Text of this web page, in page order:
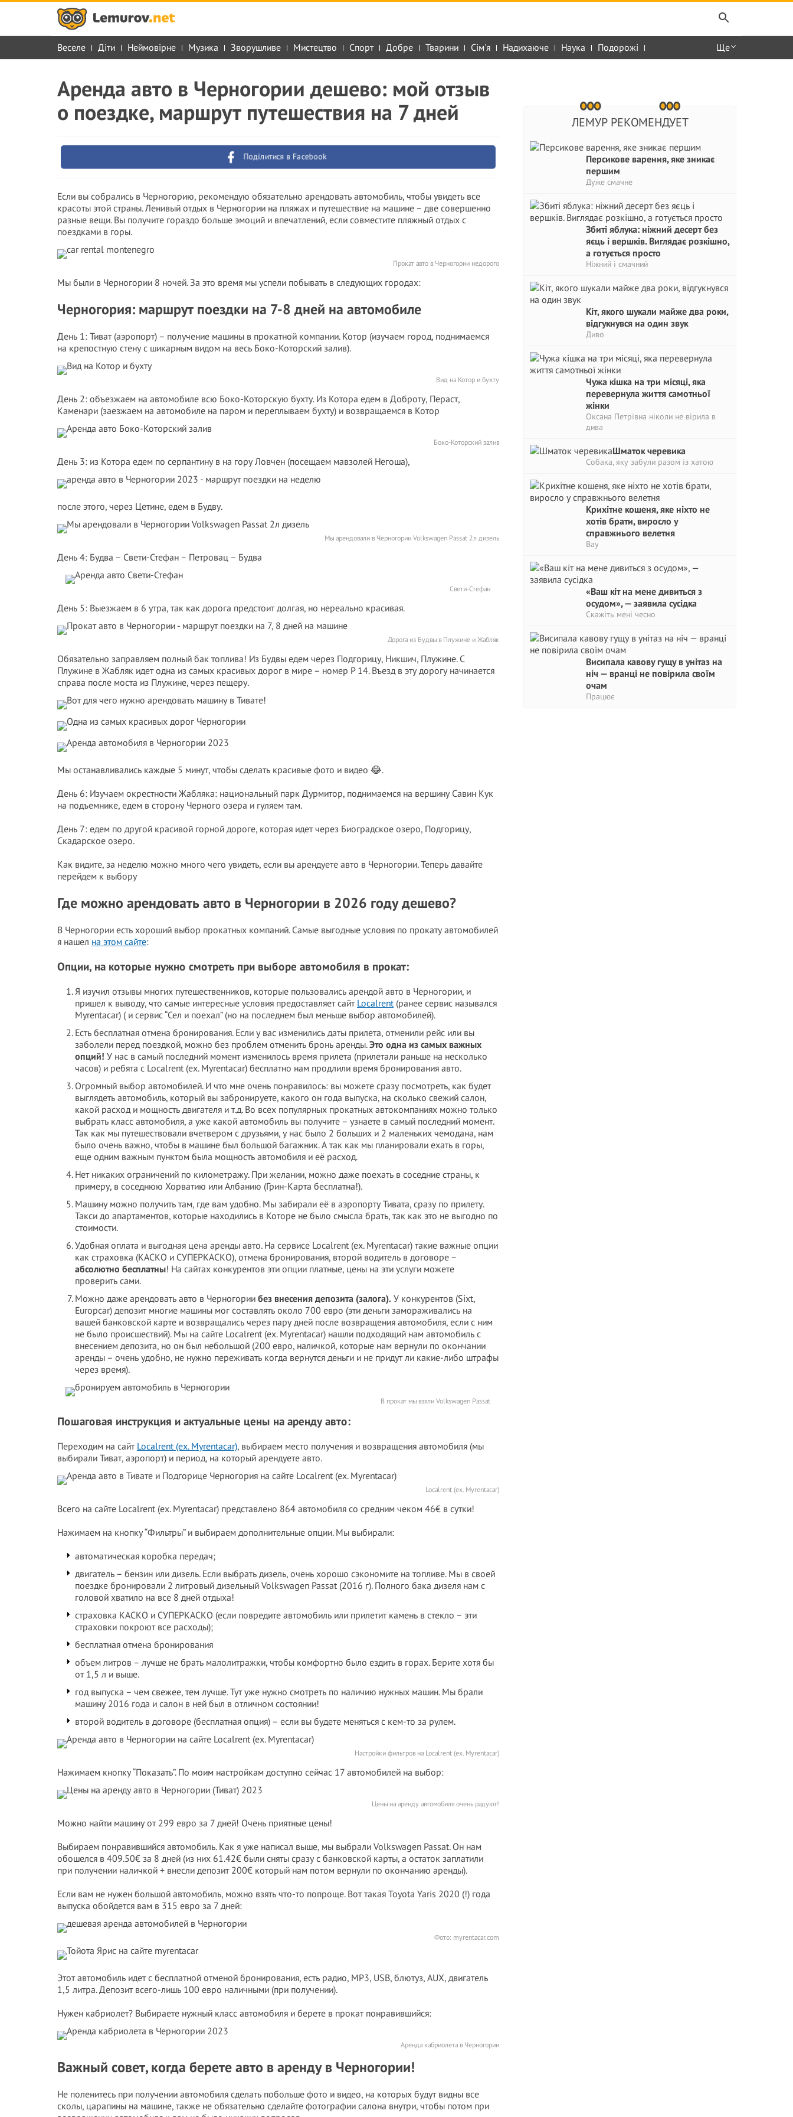
Веселе Діти Неймовірне Музика Зворушливе Мистецтво Спорт Добре Тварини Сім'я Надихаюче Наука Подорожі Ще
ЛЕМУР РЕКОМЕНДУЕТ
Персикове варення, яке зникає
першим
Дуже смачне
Збиті яблука: ніжний десерт без
яєць і вершків. Виглядає розкішно,
а готується просто
Ніжний і смачний
Кіт, якого шукали майже два роки,
відгукнувся на один звук
Диво
Чужа кішка на три місяці, яка
перевернула життя самотньої
жінки
Оксана Петрівна ніколи не вірила в
дива
Шматок черевика
Собака, яку забули разом із хатою
Крихітне кошеня, яке ніхто не
хотів брати, виросло у
справжнього велетня
Вау
«Ваш кіт на мене дивиться з
осудом», — заявила сусідка
Скажіть мені чесно
Висипала кавову гущу в унітаз на
ніч — вранці не повірила своїм
очам
Працює
Аренда авто в Черногории дешево: мой отзыв
о поездке, маршрут путешествия на 7 дней
Поділитися в Facebook
Если вы собрались в Черногорию, рекомендую обязательно арендовать автомобиль, чтобы увидеть все
красоты этой страны. Ленивый отдых в Черногории на пляжах и путешествие на машине – две совершенно
разные вещи. Вы получите гораздо больше эмоций и впечатлений, если совместите пляжный отдых с
поездками в горы.
Прокат авто в Черногории недорого
Мы были в Черногории 8 ночей. За это время мы успели побывать в следующих городах:
Черногория: маршрут поездки на 7-8 дней на автомобиле
День 1: Тиват (аэропорт) – получение машины в прокатной компании. Котор (изучаем город, поднимаемся
на крепостную стену с шикарным видом на весь Боко-Которский залив).
Вид на Котор и бухту
День 2: объезжаем на автомобиле всю Боко-Которскую бухту. Из Котора едем в Доброту, Пераст,
Каменари (заезжаем на автомобиле на паром и переплываем бухту) и возвращаемся в Котор
Боко-Которский залив
День 3: из Котора едем по серпантину в на гору Ловчен (посещаем мавзолей Негоша),
после этого, через Цетине, едем в Будву.
Мы арендовали в Черногории Volkswagen Passat 2л дизель
День 4: Будва – Свети-Стефан – Петровац – Будва
Свети-Стефан
День 5: Выезжаем в 6 утра, так как дорога предстоит долгая, но нереально красивая.
Дорога из Будвы в Плужине и Жабляк
Обязательно заправляем полный бак топлива! Из Будвы едем через Подгорицу, Никшич, Плужине. С
Плужине в Жабляк идет одна из самых красивых дорог в мире – номер P 14. Въезд в эту дорогу начинается
справа после моста из Плужине, через пещеру.
Мы останавливались каждые 5 минут, чтобы сделать красивые фото и видео 😂.
День 6: Изучаем окрестности Жабляка: национальный парк Дурмитор, поднимаемся на вершину Савин Кук
на подъемнике, едем в сторону Черного озера и гуляем там.
День 7: едем по другой красивой горной дороге, которая идет через Биоградское озеро, Подгорицу,
Скадарское озеро.
Как видите, за неделю можно много чего увидеть, если вы арендуете авто в Черногории. Теперь давайте
перейдем к выбору
Где можно арендовать авто в Черногории в 2026 году дешево?
В Черногории есть хороший выбор прокатных компаний. Самые выгодные условия по прокату автомобилей
я нашел на этом сайте:
Опции, на которые нужно смотреть при выборе автомобиля в прокат:
Я изучил отзывы многих путешественников, которые пользовались арендой авто в Черногории, и
пришел к выводу, что самые интересные условия предоставляет сайт Localrent(ранее сервис назывался
Myrentacar) ( и сервис “Сел и поехал” (но на последнем был меньше выбор автомобилей).
Есть бесплатная отмена бронирования. Если у вас изменились даты прилета, отменили рейс или вы
заболели перед поездкой, можно без проблем отменить бронь аренды.Это одна из самых важных
опций! У нас в самый последний момент изменилось время прилета (прилетали раньше на несколько
часов) и ребята с Localrent (ex. Myrentacar) бесплатно нам продлили время бронирования авто.
Огромный выбор автомобилей. И что мне очень понравилось: вы можете сразу посмотреть, как будет
выглядеть автомобиль, который вы забронируете, какого он года выпуска, на сколько свежий салон,
какой расход и мощность двигателя и т.д. Во всех популярных прокатных автокомпаниях можно только
выбрать класс автомобиля, а уже какой автомобиль вы получите – узнаете в самый последний момент.
Так как мы путешествовали вчетвером с друзьями, у нас было 2 больших и 2 маленьких чемодана, нам
было очень важно, чтобы в машине был большой багажник. А так как мы планировали ехать в горы,
еще одним важным пунктом была мощность автомобиля и её расход.
Нет никаких ограничений по километражу. При желании, можно даже поехать в соседние страны, к
примеру, в соседнюю Хорватию или Албанию (Грин-Карта бесплатна!).
Машину можно получить там, где вам удобно. Мы забирали её в аэропорту Тивата, сразу по прилету.
Такси до апартаментов, которые находились в Которе не было смысла брать, так как это не выгодно по
стоимости.
Удобная оплата и выгодная цена аренды авто. На сервисе Localrent (ex. Myrentacar) такие важные опции
как страховка (КАСКО и СУПЕРКАСКО), отмена бронирования, второй водитель в договоре –
абсолютно бесплатны! На сайтах конкурентов эти опции платные, цены на эти услуги можете
проверить сами.
Можно даже арендовать авто в Черногории без внесения депозита (залога). У конкурентов (Sixt,
Europcar) депозит многие машины мог составлять около 700 евро (эти деньги замораживались на
вашей банковской карте и возвращались через пару дней после возвращения автомобиля, если с ним
не было происшествий). Мы на сайте Localrent (ex. Myrentacar) нашли подходящий нам автомобиль с
внесением депозита, но он был небольшой (200 евро, наличкой, которые нам вернули по окончании
аренды – очень удобно, не нужно переживать когда вернутся деньги и не придут ли какие-либо штрафы
через время).
В прокат мы взяли Volkswagen Passat
Пошаговая инструкция и актуальные цены на аренду авто:
Переходим на сайт Localrent (ex. Myrentacar), выбираем место получения и возвращения автомобиля (мы
выбирали Тиват, аэропорт) и период, на который арендуете авто.
Localrent (ex. Myrentacar)
Всего на сайте Localrent (ex. Myrentacar) представлено 864 автомобиля со средним чеком 46€ в сутки!
Нажимаем на кнопку “Фильтры” и выбираем дополнительные опции. Мы выбирали:
автоматическая коробка передач;
двигатель – бензин или дизель. Если выбрать дизель, очень хорошо сэкономите на топливе. Мы в своей
поездке бронировали 2 литровый дизельный Volkswagen Passat (2016 г). Полного бака дизеля нам с
головой хватило на все 8 дней отдыха!
страховка КАСКО и СУПЕРКАСКО (если повредите автомобиль или прилетит камень в стекло – эти
страховки покроют все расходы);
бесплатная отмена бронирования
объем литров – лучше не брать малолитражки, чтобы комфортно было ездить в горах. Берите хотя бы
от 1,5 л и выше.
год выпуска – чем свежее, тем лучше. Тут уже нужно смотреть по наличию нужных машин. Мы брали
машину 2016 года и салон в ней был в отличном состоянии!
второй водитель в договоре (бесплатная опция) – если вы будете меняться с кем-то за рулем.
Настройки фильтров на Localrent (ex. Myrentacar)
Нажимаем кнопку “Показать”. По моим настройкам доступно сейчас 17 автомобилей на выбор:
Цены на аренду автомобиля очень радуют!
Можно найти машину от 299 евро за 7 дней! Очень приятные цены!
Выбираем понравившийся автомобиль. Как я уже написал выше, мы выбрали Volkswagen Passat. Он нам
обошелся в 409.50€ за 8 дней (из них 61.42€ были сняты сразу с банковской карты, а остаток заплатили
при получении наличкой + внесли депозит 200€ который нам потом вернули по окончанию аренды).
Если вам не нужен большой автомобиль, можно взять что-то попроще. Вот такая Toyota Yaris 2020 (!) года
выпуска обойдется вам в 315 евро за 7 дней:
Фото: myrentacar.com
Этот автомобиль идет с бесплатной отменой бронирования, есть радио, MP3, USB, блютуз, AUX, двигатель
1,5 литра. Депозит всего-лишь 100 евро наличными (при получении).
Нужен кабриолет? Выбираете нужный класс автомобиля и берете в прокат понравившийся:
Аренда кабриолета в Черногории
Важный совет, когда берете авто в аренду в Черногории!
Не поленитесь при получении автомобиля сделать побольше фото и видео, на которых будут видны все
сколы, царапины на машине, также не обязательно сделайте фотографии салона внутри, чтобы потом при